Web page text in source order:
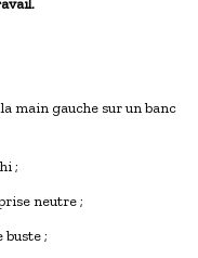
main gauche sur un banc
;
neutre ;
buste ;